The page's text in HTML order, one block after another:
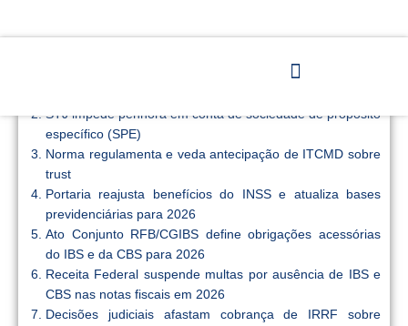
Índice
Nova lei acaba com isenção tributária para parte das
STJ impede penhora em conta de sociedade de propósito
específico (SPE)
Norma regulamenta e veda antecipação de ITCMD sobre
trust
Portaria reajusta benefícios do INSS e atualiza bases
previdenciárias para 2026
Ato Conjunto RFB/CGIBS define obrigações acessórias
do IBS e da CBS para 2026
Receita Federal suspende multas por ausência de IBS e
CBS nas notas fiscais em 2026
Decisões judiciais afastam cobrança de IRRF sobre